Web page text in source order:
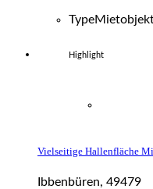
Type
Highlight
Vielseitige Hallenfläche
Ibbenbüren, 49479